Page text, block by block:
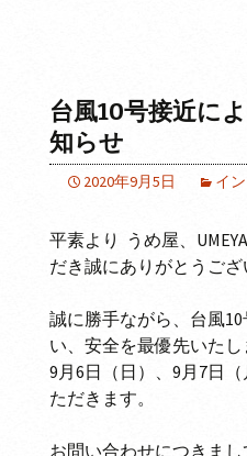
台風10号接近に
知らせ
2020年9月5日 イ
平素より うめ屋、
だき誠にありがとうござ
誠に勝手ながら、台風
い、安全を最優先いたし
9月6日（日）、9月7日
ただきます。
お問い合わせにつきま